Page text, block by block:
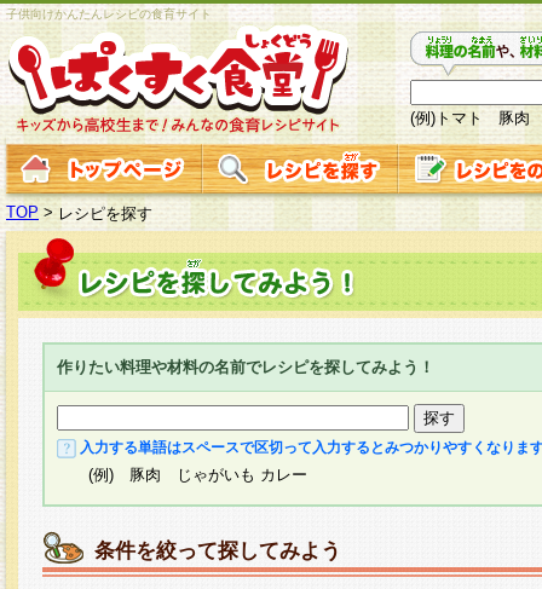
子供向けかんたんレシピの食育サイト
(例)トマト 豚肉
TOP > レシピを探す
作りたい料理や材料の名前でレシピを探してみよう！
入力する単語はスペースで区切って入力するとみつかりやすくなりま
(例) 豚肉 じゃがいも カレー
条件を絞って探してみよう